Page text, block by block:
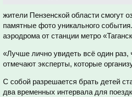
жители Пензенской области смогут
памятные фото уникального
аэродрома от станции метро
«Лучше лично увидеть всё один
отмечают эксперты, которые
С собой разрешается брать детей
два временных интервала для